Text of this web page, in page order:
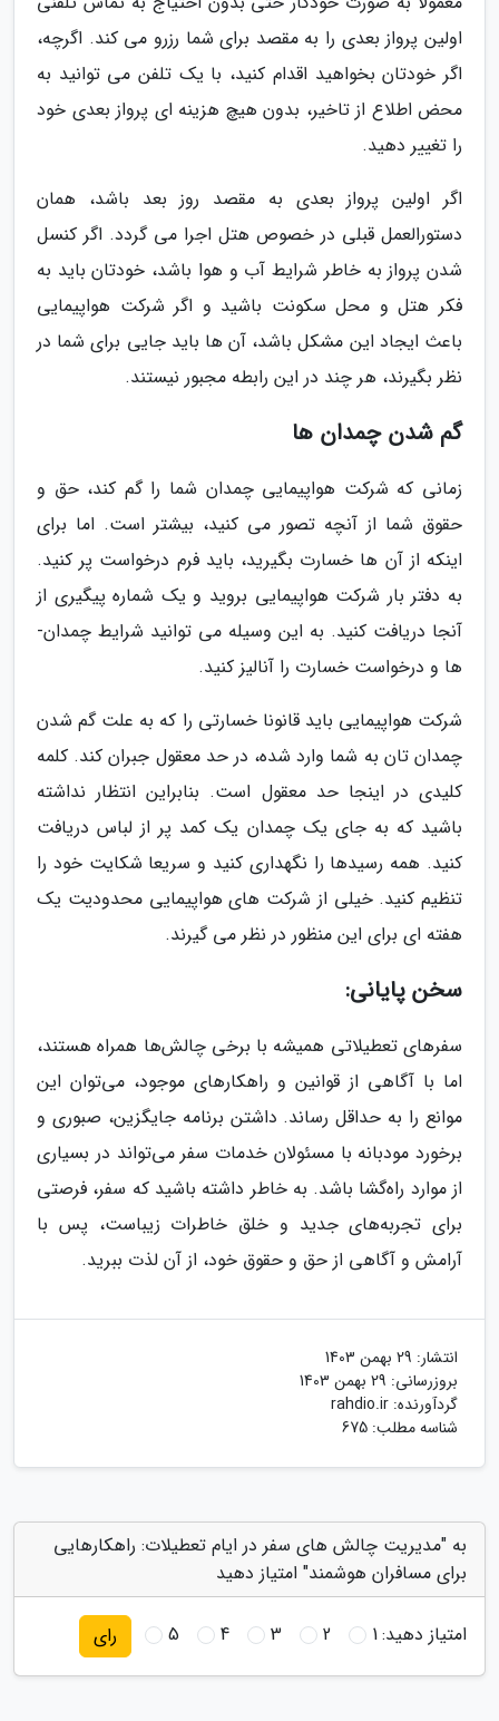
اولین پرواز بعدی را به مقصد برای شما رزرو می­ کند. اگرچه،
اگر خودتان بخواهید اقدام کنید، با یک تلفن می ­توانید به
محض اطلاع از تاخیر، بدون هیچ هزینه ای پرواز بعدی خود
را تغییر دهید.
اگر اولین پرواز بعدی به مقصد روز بعد باشد، همان
دستورالعمل قبلی در خصوص هتل اجرا می­ گردد. اگر کنسل
شدن پرواز به خاطر شرایط آب و ­هوا باشد، خودتان باید به
فکر هتل و محل سکونت باشید و اگر شرکت هواپیمایی
باعث ایجاد این مشکل باشد، آن ها باید جایی برای شما در
نظر بگیرند، هر چند در این رابطه مجبور نیستند.
گم شدن چمدان ها
زمانی که شرکت هواپیمایی چمدان شما را گم کند، حق­ و
حقوق شما از آنچه تصور می­ کنید، بیشتر است. اما برای
اینکه از آن ها خسارت بگیرید، باید فرم درخواست پر کنید.
به دفتر بار شرکت هواپیمایی بروید و یک شماره پیگیری از
آنجا دریافت کنید. به این وسیله می توانید شرایط چمدان­
ها و درخواست خسارت را آنالیز کنید.
شرکت هواپیمایی باید قانونا خسارتی را که به علت گم شدن
چمدان تان به شما وارد شده، در حد معقول جبران کند. کلمه
کلیدی در اینجا حد معقول است. بنابراین انتظار نداشته
باشید که به جای یک چمدان یک کمد پر از لباس دریافت
کنید. همه رسیدها را نگهداری کنید و سریعا شکایت خود را
تنظیم کنید. خیلی از شرکت های هواپیمایی محدودیت یک
هفته ای برای این منظور در نظر می گیرند.
سخن پایانی:
سفرهای تعطیلاتی همیشه با برخی چالش‌ها همراه هستند،
اما با آگاهی از قوانین و راهکارهای موجود، می‌توان این
موانع را به حداقل رساند. داشتن برنامه جایگزین، صبوری و
برخورد مودبانه با مسئولان خدمات سفر می‌تواند در بسیاری
از موارد راه‌گشا باشد. به خاطر داشته باشید که سفر، فرصتی
برای تجربه‌های جدید و خلق خاطرات زیباست، پس با
آرامش و آگاهی از حق و حقوق خود، از آن لذت ببرید.
انتشار: 29 بهمن 1403
بروزرسانی: 29 بهمن 1403
گردآورنده: rahdio.ir
شناسه مطلب: 675
به "مدیریت چالش های سفر در ایام تعطیلات: راهکارهایی
برای مسافران هوشمند" امتیاز دهید
امتیاز دهید:1
2
3
4
5 رای